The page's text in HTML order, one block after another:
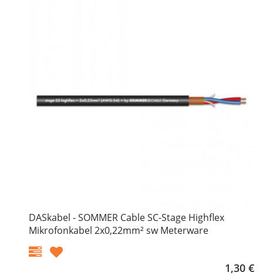
DASkabel - SOMMER Cable SC-Stage Highflex
Mikrofonkabel 2x0,22mm² sw Meterware
1,30 €